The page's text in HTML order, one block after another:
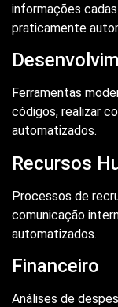
informações
praticamente
Ferramentas
códigos, realizar
automatizados.
Recursos
Processos de
comunicação
automatizados.
Financeiro
Análises de